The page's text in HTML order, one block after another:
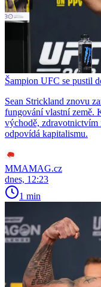
Šampion UFC se pustil
Sean Strickland znovu
fungování vlastní země.
východě, zdravotnictvím
odpovídá kapitalismu.
MMAMAG.cz
dnes, 12:23
1 min